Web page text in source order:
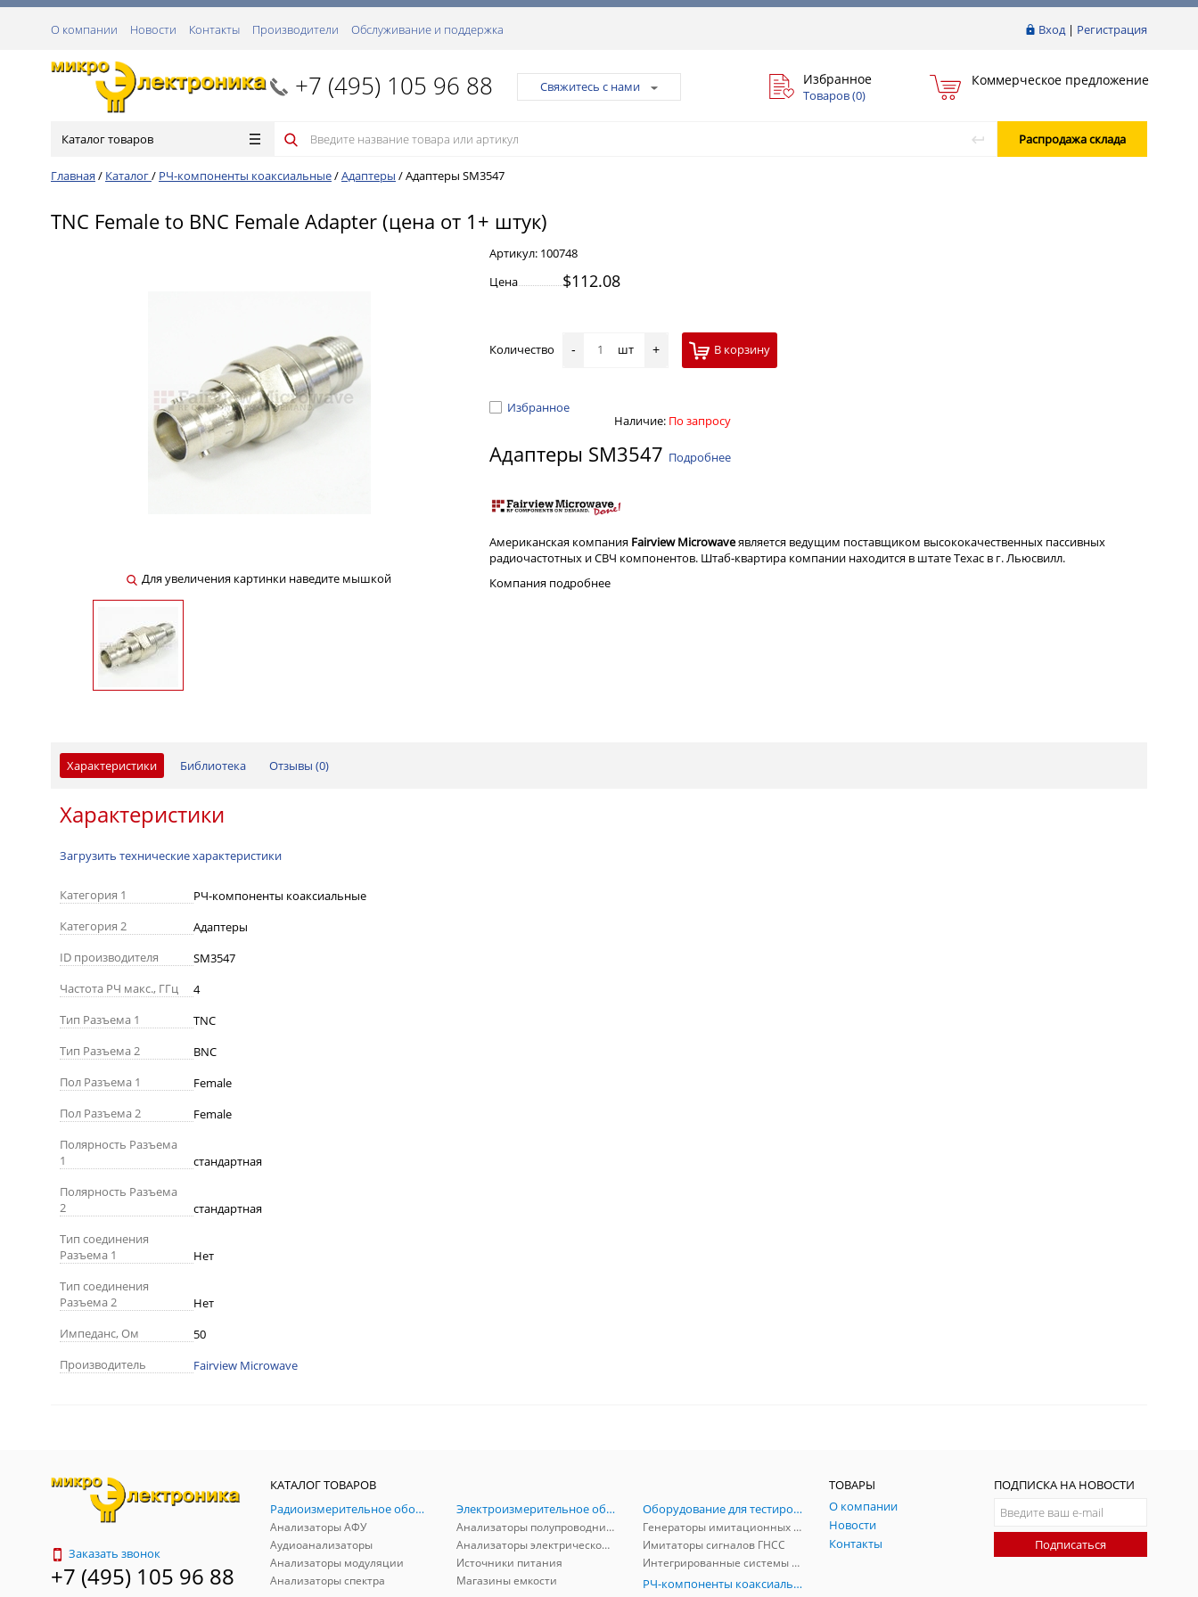
Вход| Регистрация
О компании Новости Контакты Производители Обслуживание и поддержка
+7 (495) 105 96 88 Свяжитесь с нами Избранное
Товаров (0)
Коммерческое предложение
Каталог товаров Распродажа склада
Главная / Каталог/ РЧ-компоненты коаксиальные/Адаптеры /Адаптеры SM3547
TNC Female to BNC Female Adapter (цена от 1+ штук)
Для увеличения картинки наведите мышкой
Артикул: 100748
Цена
$112.08
Количество - шт + В корзину
Избранное
Наличие: По запросу
Адаптеры SM3547 Подробнее
Американская компания Fairview Microwaveявляется ведущим поставщиком высококачественных пассивных
радиочастотных и СВЧ компонентов. Штаб-квартира компании находится в штате Техас в г. Льюсвилл.
Компания подробнее
Характеристики Библиотека Отзывы (0)
Характеристики
Загрузить технические характеристики
Категория 1
РЧ-компоненты коаксиальные
Категория 2
Адаптеры
ID производителя
SM3547
Частота РЧ макс., ГГц
4
Тип Разъема 1
TNC
Тип Разъема 2
BNC
Пол Разъема 1
Female
Пол Разъема 2
Female
Полярность Разъема
1
стандартная
Полярность Разъема
2
стандартная
Тип соединения
Разъема 1
Нет
Тип соединения
Разъема 2
Нет
Импеданс, Ом
50
Производитель
Fairview Microwave
Заказать звонок
+7 (495) 105 96 88
КАТАЛОГ ТОВАРОВ
Радиоизмерительное оборудование
Анализаторы АФУ
Аудиоанализаторы
Анализаторы модуляции
Анализаторы спектра
Электроизмерительное оборудование
Анализаторы полупроводников
Анализаторы электрической мощности
Источники питания
Магазины емкости
Оборудование для тестирования и симуляции ГНСС
Генераторы имитационных и заградительных помех
Имитаторы сигналов ГНСС
Интегрированные системы защиты от ГНСС-помех
РЧ-компоненты коаксиальные
ТОВАРЫ
О компании
Новости
Контакты
ПОДПИСКА НА НОВОСТИ
Подписаться